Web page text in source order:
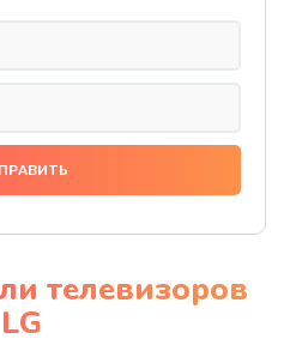
электроники
привода
телевизоров
LG